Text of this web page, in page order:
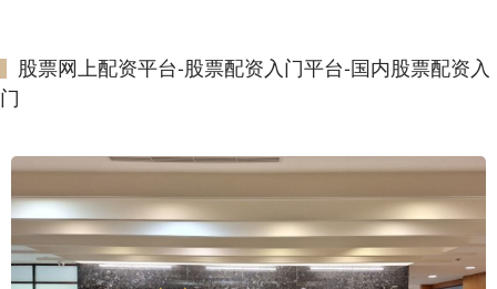
股票网上配资平台-股票配资入门平台-国内股票配资入
门